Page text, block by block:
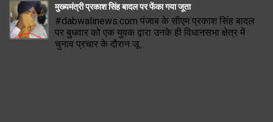
मुख्यमंत्री प्रकाश सिंह बादल पर फेंका गया जूता
#dabwalinews.com पंजाब के सीएम प्रकाश सिंह बादल
पर बुधवार को एक युवक द्वारा उनके ही विधानसभा क्षेत्र में
चुनाव प्रचार के दौरान जू...